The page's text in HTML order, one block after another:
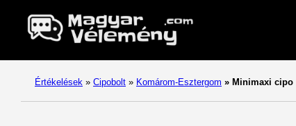
Értékelések » Cipobolt » Komárom-Esztergom » Minimaxi cipo